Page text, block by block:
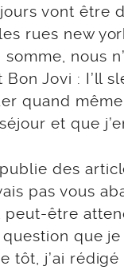
vont être
rues new
nous
Jovi : I’ll
quand
et que
des
pas vous
peut-être
que
tôt, j’ai